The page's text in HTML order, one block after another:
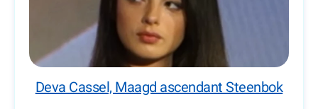
Deva Cassel, Maagd ascendant Steenbok